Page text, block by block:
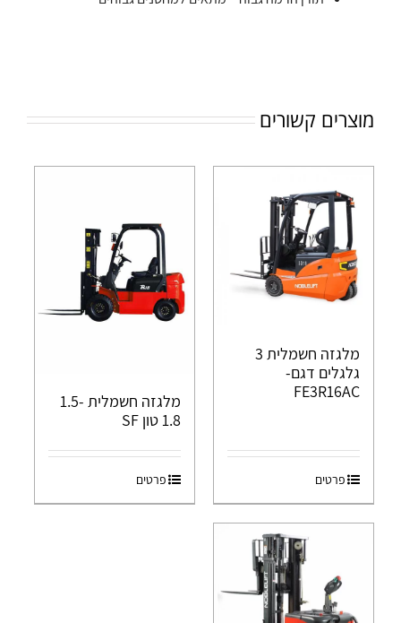
מוצרים קשורים
מלגזה חשמלית 3
גלגלים דגם-
FE3R16AC
פרטים
מלגזה חשמלית 1.5-
1.8 טון SF
פרטים